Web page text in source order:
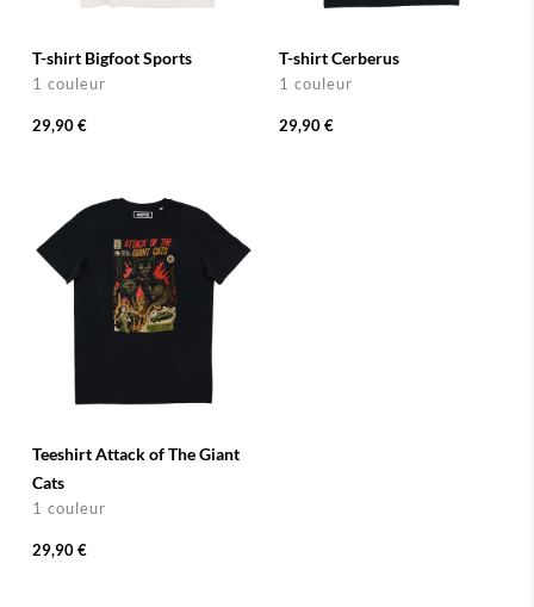
T-shirt Bigfoot Sports
1 couleur
29,90 €
T-shirt Cerberus
1 couleur
29,90 €
Teeshirt Attack of The Giant
Cats
1 couleur
29,90 €